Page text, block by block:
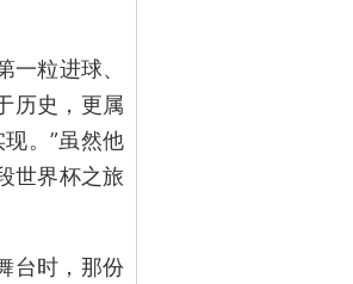
粒进球、
历史，更属
。”虽然他
世界杯之旅
台时，那份